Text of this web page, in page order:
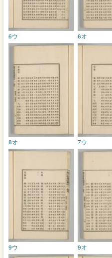
6オ
6ウ
7ウ
8オ
9オ
9ウ